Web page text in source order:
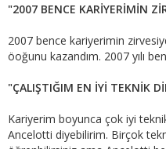
"2007 BENCE KARİYERİMİN
2007 bence kariyerimin
öoğunu kazandım. 2007 yılı
"ÇALIŞTIĞIM EN İYİ TEKNİK
Kariyerim boyunca çok iyi
Ancelotti diyebilirim. Birçok